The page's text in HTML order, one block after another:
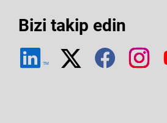
Bizi takip edin
TM